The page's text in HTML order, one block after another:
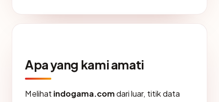
Apa yang kami amati
Melihat indogama.comdari luar, titik data